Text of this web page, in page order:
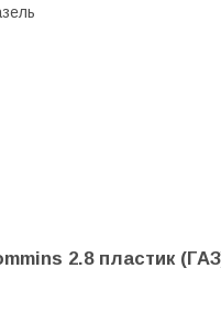
2.8 пластик